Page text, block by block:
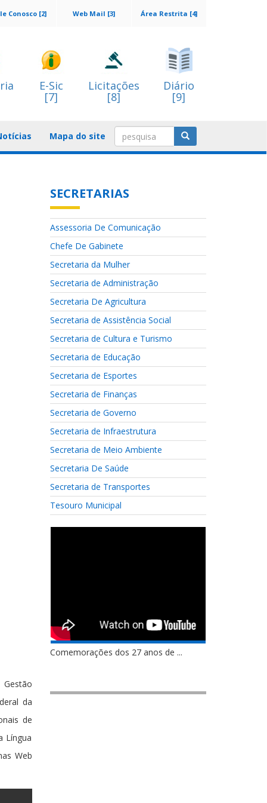
Área Restrita [4]
Web Mail [3]
Conosco [2]
E-Sic
[7]
Licitações
[8]
Diário
[9]
Mapa do site
da
de
Língua
Web
SECRETARIAS
Assessoria De Comunicação
Chefe De Gabinete
Secretaria da Mulher
Secretaria de Administração
Secretaria De Agricultura
Secretaria de Assistência Social
Secretaria de Cultura e Turismo
Secretaria de Educação
Secretaria de Esportes
Secretaria de Finanças
Secretaria de Governo
Secretaria de Infraestrutura
Secretaria de Meio Ambiente
Secretaria De Saúde
Secretaria de Transportes
Tesouro Municipal
Comemorações dos 27 anos de ...